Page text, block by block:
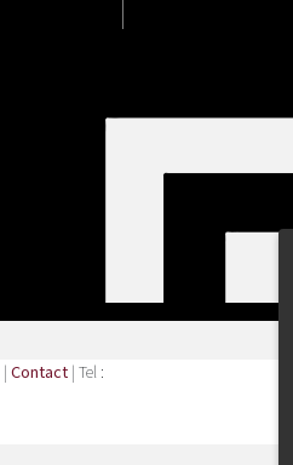
| Contact| Tel :